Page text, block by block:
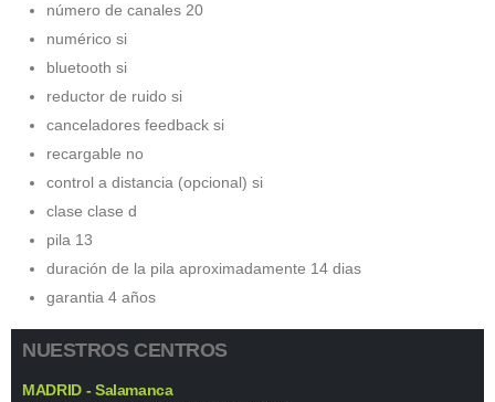
número de canales 20
numérico si
bluetooth si
reductor de ruido si
canceladores feedback si
recargable no
control a distancia (opcional) si
clase clase d
pila 13
duración de la pila aproximadamente 14 dias
garantia 4 años
NUESTROS CENTROS
MADRID - Salamanca